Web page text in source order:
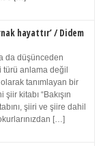
hayattır’ / Didem
da düşünceden
türü anlama değil
tanımlayan bir
kitabı “Bakışın
şiiri ve şiire dahil
[…]